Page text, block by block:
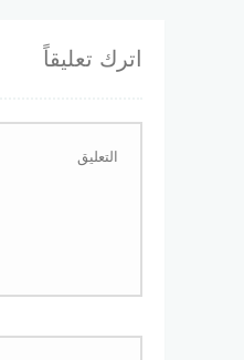
اترك تعليقاً